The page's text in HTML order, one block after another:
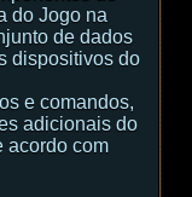
do Jogo na
de dados
dispositivos do
e comandos,
adicionais do
acordo com